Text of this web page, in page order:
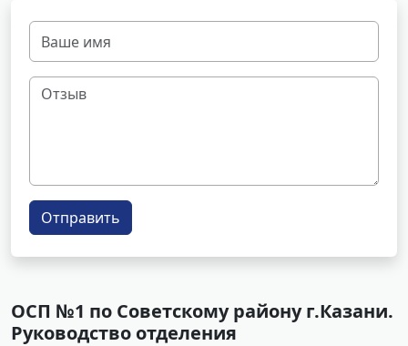
Отправить
ОСП №1 по Советскому району г.Казани.
Руководство отделения